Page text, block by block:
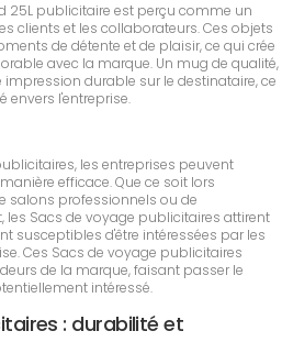
25L publicitaire est perçu comme un
clients et les collaborateurs. Ces objets
de détente et de plaisir, ce qui crée
avec la marque. Un mug de qualité,
durable sur le destinataire, ce
envers l'entreprise.
les entreprises peuvent
efficace. Que ce soit lors
salons professionnels ou de
Sacs de voyage publicitaires attirent
susceptibles d'être intéressées par les
Ces Sacs de voyage publicitaires
de la marque, faisant passer le
intéressé.
: durabilité et